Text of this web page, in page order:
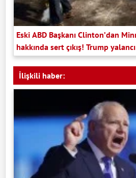
Eski ABD Başkanı Clinton’dan Minnesota'daki olaylar
hakkında sert çıkış! Trump yalancı
İlişkili haber: